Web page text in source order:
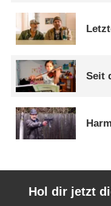
Seit
Hol dir jetzt